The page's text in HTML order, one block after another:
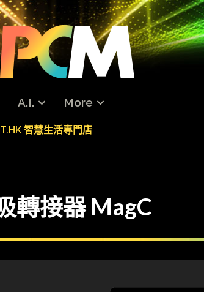
A.I. More
智慧生活專門店
轉接器 MagC